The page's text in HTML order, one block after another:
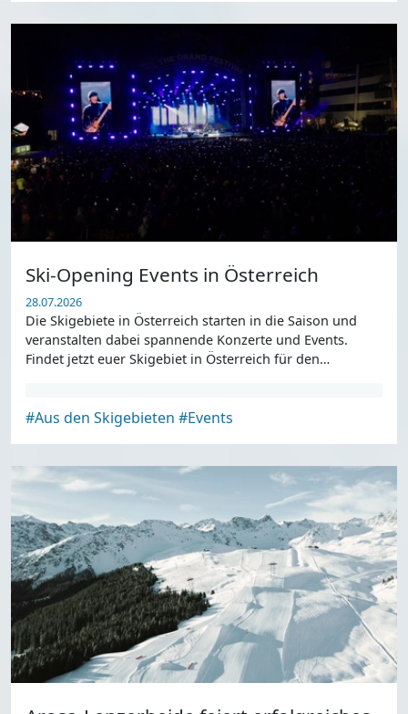
Ski-Opening Events in Österreich
28.07.2026
Die Skigebiete in Österreich starten in die Saison und
veranstalten dabei spannende Konzerte und Events.
Findet jetzt euer Skigebiet in Österreich für den
#Aus den Skigebieten #Events